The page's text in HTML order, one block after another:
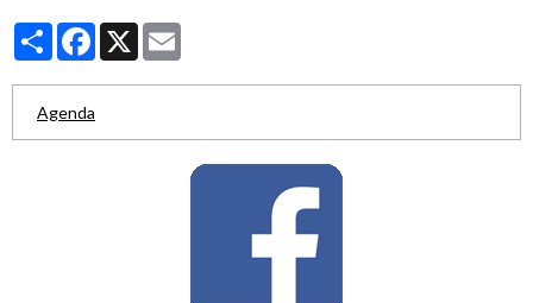
PartagerFacebook
X
Agenda